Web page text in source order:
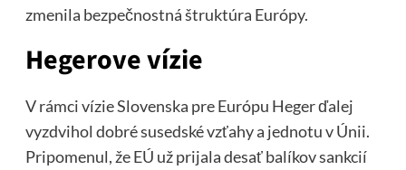
zmenila bezpečnostná štruktúra Európy.
Hegerove vízie
V rámci vízie Slovenska pre Európu Heger ďalej
vyzdvihol dobré susedské vzťahy a jednotu v Únii.
Pripomenul, že EÚ už prijala desať balíkov sankcií